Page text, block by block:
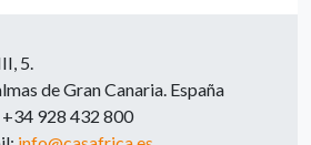
5.
de Gran Canaria. España
+34 928 432 800